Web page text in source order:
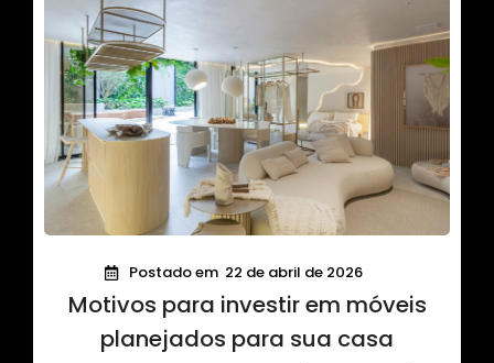
Postado em 22 de abril de 2026
Motivos para investir em móveis
planejados para sua casa